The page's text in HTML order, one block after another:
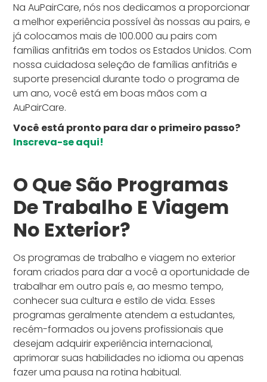
Na AuPairCare, nós nos dedicamos a proporcionar
a melhor experiência possível às nossas au pairs, e
já colocamos mais de 100.000 au pairs com
famílias anfitriãs em todos os Estados Unidos. Com
nossa cuidadosa seleção de famílias anfitriãs e
suporte presencial durante todo o programa de
um ano, você está em boas mãos com a
AuPairCare.
Você está pronto para dar o primeiro passo?
Inscreva-se aqui!
O Que São Programas
De Trabalho E Viagem
No Exterior?
Os programas de trabalho e viagem no exterior
foram criados para dar a você a oportunidade de
trabalhar em outro país e, ao mesmo tempo,
conhecer sua cultura e estilo de vida. Esses
programas geralmente atendem a estudantes,
recém-formados ou jovens profissionais que
desejam adquirir experiência internacional,
aprimorar suas habilidades no idioma ou apenas
fazer uma pausa na rotina habitual.